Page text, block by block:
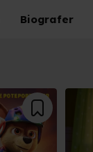
Biografer